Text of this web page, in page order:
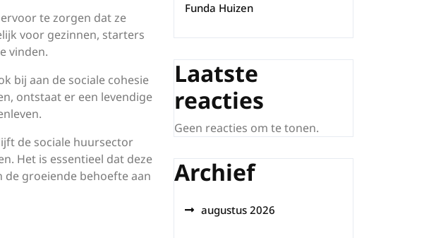
te zorgen dat ze
voor gezinnen, starters
vinden.
bij aan de sociale cohesie
ontstaat er een levendige
de sociale huursector
Het is essentieel dat deze
groeiende behoefte aan
Funda Huizen
Laatste
reacties
Geen reacties om te tonen.
Archief
augustus 2026